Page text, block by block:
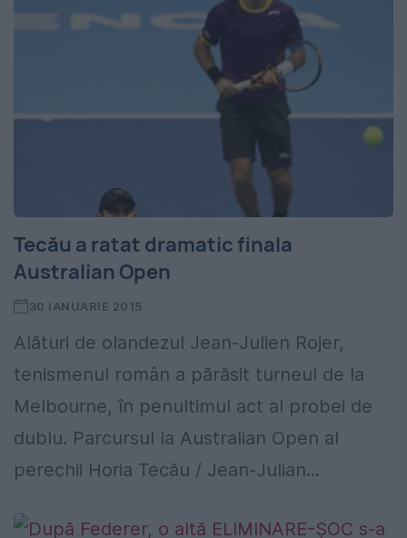
Tecău a ratat dramatic finala
Australian Open
30 IANUARIE 2015
Alături de olandezul Jean-Julien Rojer,
tenismenul român a părăsit turneul de la
Melbourne, în penultimul act al probei de
dublu. Parcursul la Australian Open al
perechii Horia Tecău / Jean-Julian...